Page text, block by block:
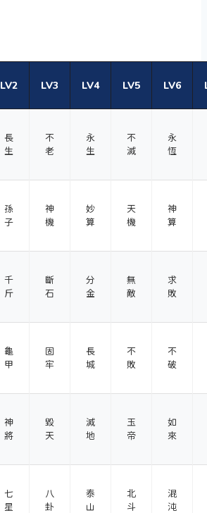
LV2 LV3 LV4 LV5 LV6
長
生
不
老
永
生
不
滅
永
恆
孫
子
神
機
妙
算
天
機
神
算
千
斤
斷
石
分
金
無
敵
求
敗
龜
甲
固
牢
長
城
不
敗
不
破
神
將
毀
天
滅
地
玉
帝
如
來
七
星
八
卦
泰
山
北
斗
混
沌